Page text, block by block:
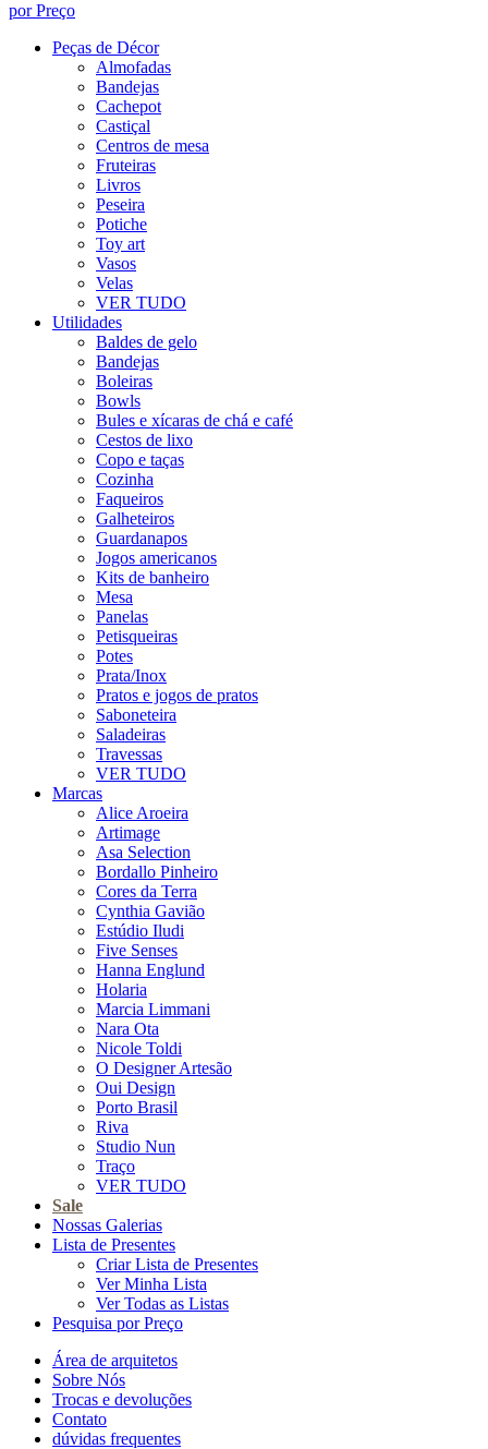
por Preço
Peças de Décor
Almofadas
Bandejas
Cachepot
Castiçal
Centros de mesa
Fruteiras
Livros
Peseira
Potiche
Toy art
Vasos
Velas
VER TUDO
Utilidades
Baldes de gelo
Bandejas
Boleiras
Bowls
Bules e xícaras de chá e café
Cestos de lixo
Copo e taças
Cozinha
Faqueiros
Galheteiros
Guardanapos
Jogos americanos
Kits de banheiro
Mesa
Panelas
Petisqueiras
Potes
Prata/Inox
Pratos e jogos de pratos
Saboneteira
Saladeiras
Travessas
VER TUDO
Marcas
Alice Aroeira
Artimage
Asa Selection
Bordallo Pinheiro
Cores da Terra
Cynthia Gavião
Estúdio Iludi
Five Senses
Hanna Englund
Holaria
Marcia Limmani
Nara Ota
Nicole Toldi
O Designer Artesão
Oui Design
Porto Brasil
Riva
Studio Nun
Traço
VER TUDO
Sale
Nossas Galerias
Lista de Presentes
Criar Lista de Presentes
Ver Minha Lista
Ver Todas as Listas
Pesquisa por Preço
Área de arquitetos
Sobre Nós
Trocas e devoluções
Contato
dúvidas frequentes